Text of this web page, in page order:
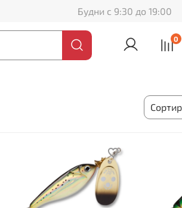
Будни с 9:30 до 19:00
0